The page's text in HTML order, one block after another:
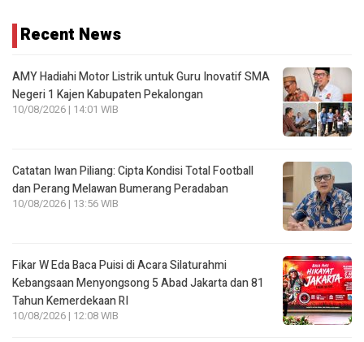
Recent News
AMY Hadiahi Motor Listrik untuk Guru Inovatif SMA
Negeri 1 Kajen Kabupaten Pekalongan
10/08/2026 | 14:01 WIB
Catatan Iwan Piliang: Cipta Kondisi Total Football
dan Perang Melawan Bumerang Peradaban
10/08/2026 | 13:56 WIB
Fikar W Eda Baca Puisi di Acara Silaturahmi
Kebangsaan Menyongsong 5 Abad Jakarta dan 81
Tahun Kemerdekaan RI
10/08/2026 | 12:08 WIB